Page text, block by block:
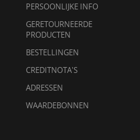
PERSOONLIJKE INFO
GERETOURNEERDE
PRODUCTEN
BESTELLINGEN
CREDITNOTA'S
ADRESSEN
WAARDEBONNEN